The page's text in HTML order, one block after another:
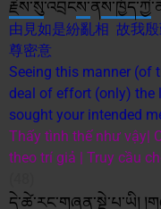
རྗེས་སུ་འབྲངས་ནས་ཁྱོད་ཀྱི
由見如是紛亂相 故我
尊密意
Seeing this manner (of
deal of effort (only) the
sought your intended
Thấy tình thế như vậy|
theo trí giả | Truy cầu
དེ་ཚེ་རང་གཞན་སྡེ་པ་ཡི། །